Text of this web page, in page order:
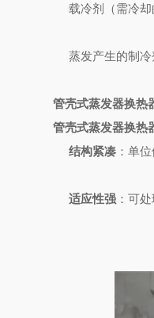
载冷剂（需冷
蒸发产生的制
管壳式蒸发器换热
管壳式蒸发器换热
结构紧凑 ：单
适应性强 ：可